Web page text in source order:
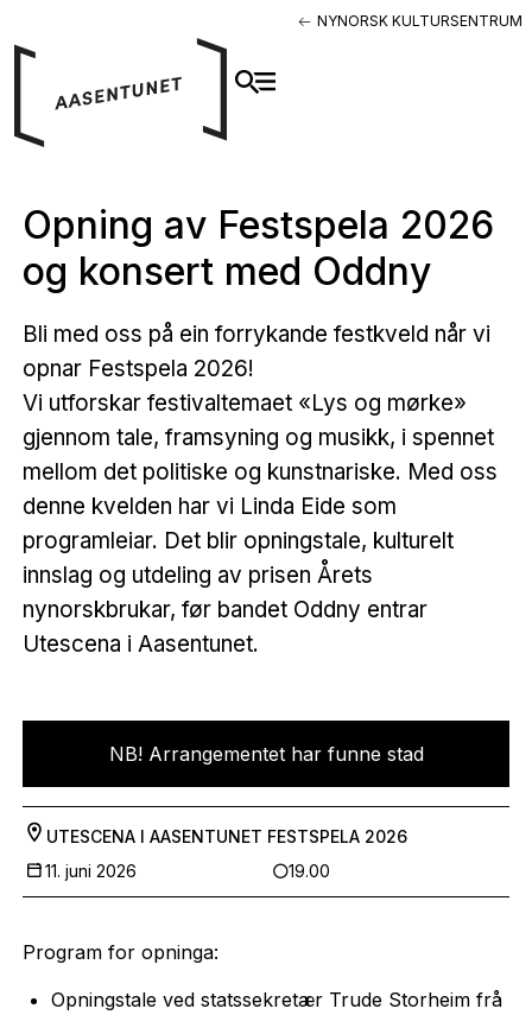
NYNORSK KULTURSENTRUM
Opning av Festspela 2026
og konsert med Oddny
Bli med oss på ein forrykande festkveld når vi
opnar Festspela 2026!
Vi utforskar festivaltemaet «Lys og mørke»
gjennom tale, framsyning og musikk, i spennet
mellom det politiske og kunstnariske. Med oss
denne kvelden har vi Linda Eide som
programleiar. Det blir opningstale, kulturelt
innslag og utdeling av prisen Årets
nynorskbrukar, før bandet Oddny entrar
Utescena i Aasentunet.
NB! Arrangementet har funne stad
UTESCENA I AASENTUNET FESTSPELA 2026
11. juni 2026
19.00
Program for opninga:
Opningstale ved statssekretær Trude Storheim frå